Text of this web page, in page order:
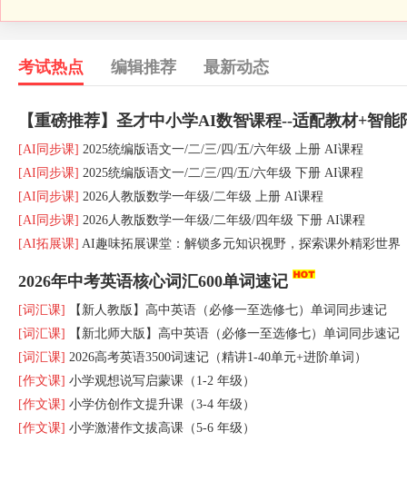
考试热点 编辑推荐 最新动态
【重磅推荐】圣才中小学AI数智课程--适配教材+智能
[AI同步课] 2025统编版语文一/二/三/四/五/六年级 上册 AI课程
[AI同步课] 2025统编版语文一/二/三/四/五/六年级 下册 AI课程
[AI同步课] 2026人教版数学一年级/二年级 上册 AI课程
[AI同步课] 2026人教版数学一年级/二年级/四年级 下册 AI课程
[AI拓展课] AI趣味拓展课堂：解锁多元知识视野，探索课外精彩世界
2026年中考英语核心词汇600单词速记
[词汇课]
【新人教版】高中英语（必修一至选修七）单词同步速记
[词汇课]
【新北师大版】高中英语（必修一至选修七）单词同步速记
[词汇课] 2026高考英语3500词速记（精讲1-40单元+进阶单词）
[作文课] 小学观想说写启蒙课（1-2 年级）
[作文课] 小学仿创作文提升课（3-4 年级）
[作文课] 小学激潜作文拔高课（5-6 年级）